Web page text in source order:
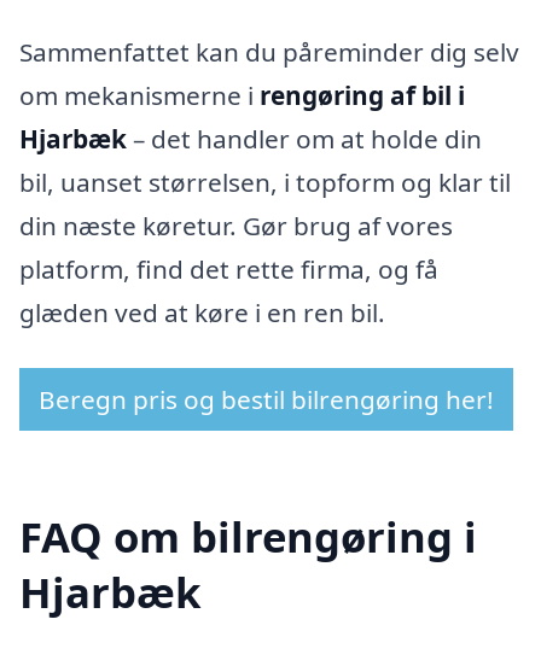
Sammenfattet kan du påreminder dig selv
om mekanismerne i rengøring af bil i
Hjarbæk– det handler om at holde din
bil, uanset størrelsen, i topform og klar til
din næste køretur. Gør brug af vores
platform, find det rette firma, og få
glæden ved at køre i en ren bil.
Beregn pris og bestil bilrengøring her!
FAQ om bilrengøring i
Hjarbæk